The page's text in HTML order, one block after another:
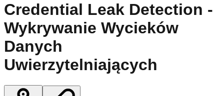
Credential Leak Detection -
Wykrywanie Wycieków
Danych
Uwierzytelniających